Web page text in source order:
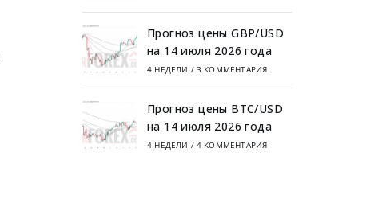
Прогноз цены GBP/USD
на 14 июля 2026 года
4 НЕДЕЛИ / 3 КОММЕНТАРИЯ
Прогноз цены BTC/USD
на 14 июля 2026 года
4 НЕДЕЛИ / 4 КОММЕНТАРИЯ